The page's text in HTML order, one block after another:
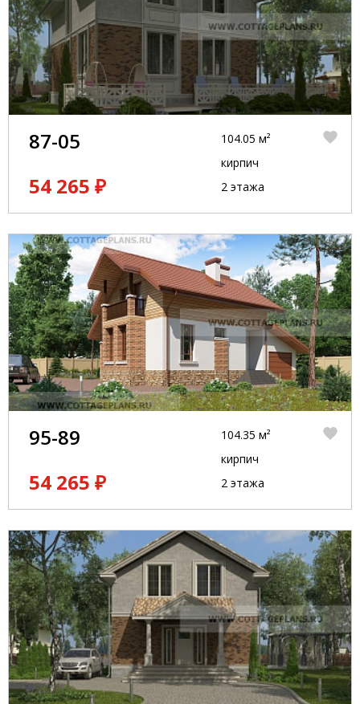
87-05
54 265 ₽
104.05 м²
кирпич
2 этажа
95-89
54 265 ₽
104.35 м²
кирпич
2 этажа